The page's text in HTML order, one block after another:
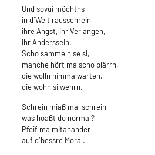
Und sovui möchtns
in d´Welt rausschrein,
ihre Angst, ihr Verlangen,
ihr Anderssein.
Scho sammeln se si,
manche hört ma scho plärrn,
die wolln nimma warten,
die wohn si wehrn.
Schrein miaß ma, schrein,
was hoaßt do normal?
Pfeif ma mitanander
auf d´bessre Moral.